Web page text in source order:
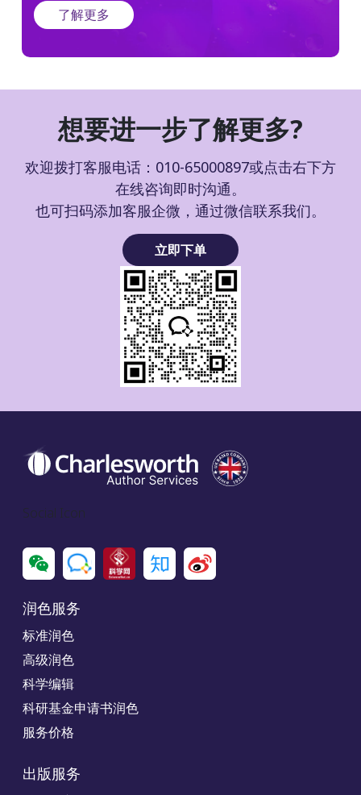
了解更多
想要进一步了解更多?
欢迎拨打客服电话：010-65000897或点击右下方
在线咨询即时沟通。
也可扫码添加客服企微，通过微信联系我们。
立即下单
Social Icon
润色服务
标准润色
高级润色
科学编辑
科研基金申请书润色
服务价格
出版服务